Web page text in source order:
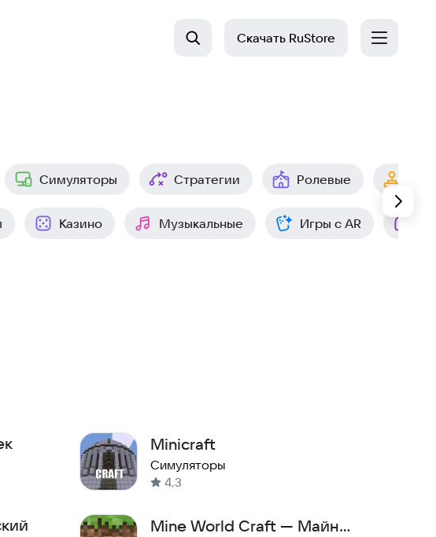
Скачать RuStore
Симуляторы Стратегии Ролевые
Казино Музыкальные Игры с AR
Minicraft
Симуляторы
4,3
Mine World Craft — Майн